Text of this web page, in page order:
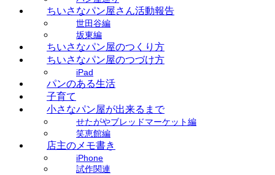
ちいさなパン屋さん活動報告
世田谷編
坂東編
ちいさなパン屋のつくり方
ちいさなパン屋のつづけ方
iPad
パンのある生活
子育て
小さなパン屋が出来るまで
せたがやブレッドマーケット編
笑恵館編
店主のメモ書き
iPhone
試作関連